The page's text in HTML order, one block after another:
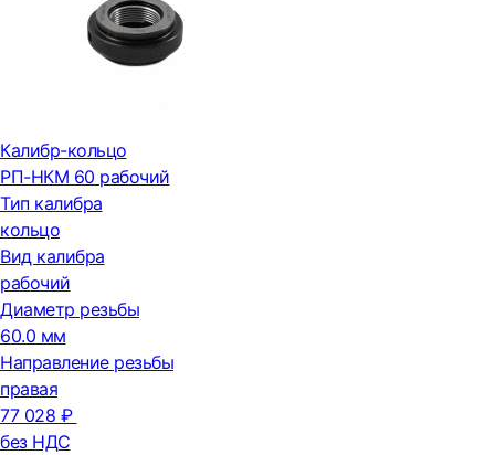
Калибр-кольцо
РП-НКМ 60 рабочий
Тип калибра
кольцо
Вид калибра
рабочий
Диаметр резьбы
60.0 мм
Направление резьбы
правая
77 028 ₽
без НДС